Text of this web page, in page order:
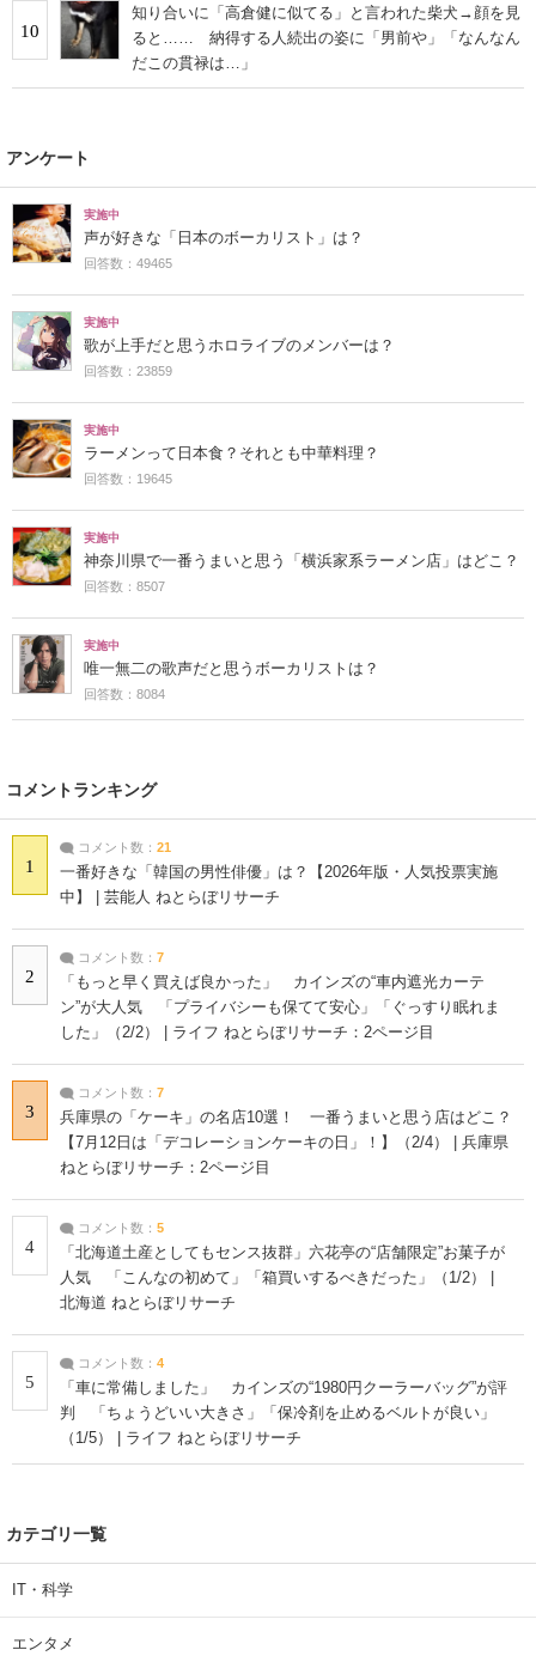
10
知り合いに「高倉健に似てる」と言われた柴犬→顔を見
ると…… 納得する人続出の姿に「男前や」「なんなん
だこの貫禄は…」
アンケート
実施中
声が好きな「日本のボーカリスト」は？
回答数：49465
実施中
歌が上手だと思うホロライブのメンバーは？
回答数：23859
実施中
ラーメンって日本食？それとも中華料理？
回答数：19645
実施中
神奈川県で一番うまいと思う「横浜家系ラーメン店」はどこ？
回答数：8507
実施中
唯一無二の歌声だと思うボーカリストは？
回答数：8084
コメントランキング
1
コメント数： 21
一番好きな「韓国の男性俳優」は？【2026年版・人気投票実施
中】 | 芸能人 ねとらぼリサーチ
2
コメント数： 7
「もっと早く買えば良かった」 カインズの“車内遮光カーテ
ン”が大人気 「プライバシーも保てて安心」「ぐっすり眠れま
した」（2/2） | ライフ ねとらぼリサーチ：2ページ目
3
コメント数： 7
兵庫県の「ケーキ」の名店10選！ 一番うまいと思う店はどこ？
【7月12日は「デコレーションケーキの日」！】（2/4） | 兵庫県
ねとらぼリサーチ：2ページ目
4
コメント数： 5
「北海道土産としてもセンス抜群」六花亭の“店舗限定”お菓子が
人気 「こんなの初めて」「箱買いするべきだった」（1/2） |
北海道 ねとらぼリサーチ
5
コメント数： 4
「車に常備しました」 カインズの“1980円クーラーバッグ”が評
判 「ちょうどいい大きさ」「保冷剤を止めるベルトが良い」
（1/5） | ライフ ねとらぼリサーチ
カテゴリ一覧
IT・科学
エンタメ